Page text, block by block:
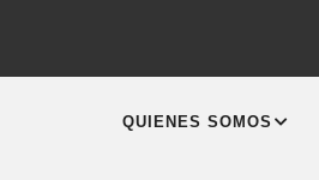
NAVIGATION
QUIENES SOMOS